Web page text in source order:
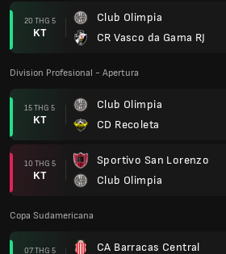
20 THG 5
KT
Club Olimpia
CR Vasco da Gama RJ
Division Profesional - Apertura
15 THG 5
KT
Club Olimpia
CD Recoleta
10 THG 5
KT
Sportivo San Lorenzo
Club Olimpia
Copa Sudamericana
07 THG 5
CA Barracas Central